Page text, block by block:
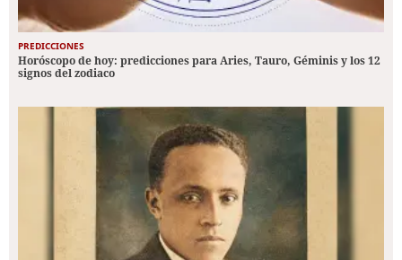
PREDICCIONES
Horóscopo de hoy: predicciones para Aries, Tauro, Géminis y los 12
signos del zodiaco